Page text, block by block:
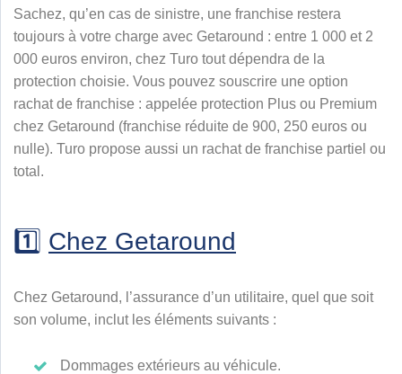
Sachez, qu’en cas de sinistre, une franchise restera
toujours à votre charge avec Getaround : entre 1 000 et 2
000 euros environ, chez Turo tout dépendra de la
protection choisie. Vous pouvez souscrire une option
rachat de franchise : appelée protection Plus ou Premium
chez Getaround (franchise réduite de 900, 250 euros ou
nulle). Turo propose aussi un rachat de franchise partiel ou
total.
1️⃣ Chez Getaround
Chez Getaround, l’assurance d’un utilitaire, quel que soit
son volume, inclut les éléments suivants :
Dommages extérieurs au véhicule.